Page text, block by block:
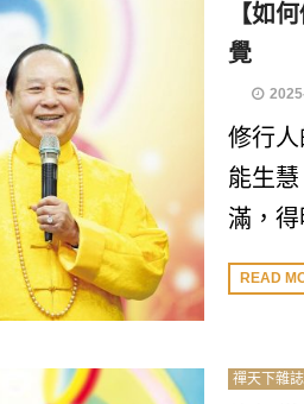
【如
覺
修行
能生
滿，
READ
禪天下雜